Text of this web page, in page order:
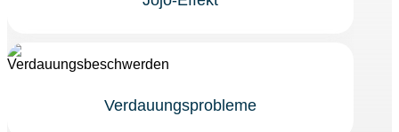
Verdauungsprobleme